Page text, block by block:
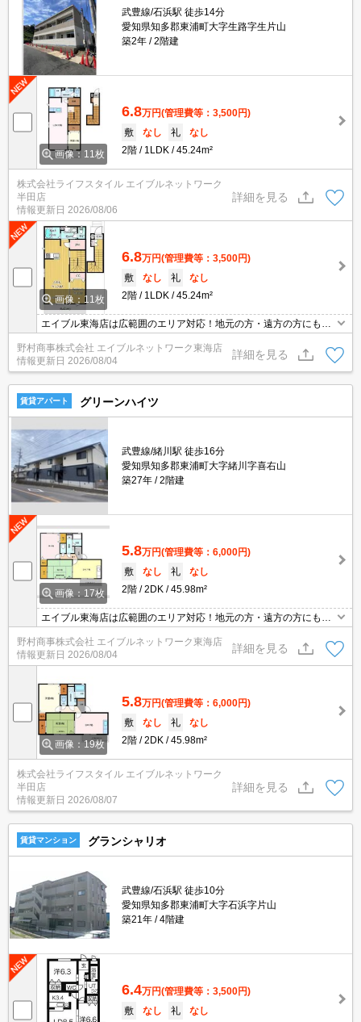
武豊線/石浜駅 徒歩14分
愛知県知多郡東浦町大字生路字生片山
築2年
2階建
画像：11枚
6.8万円(管理費等：3,500円)
敷
なし 礼
なし
2階
1LDK 45.24m²
株式会社ライフスタイル エイブルネットワーク
半田店
情報更新日 2026/08/06
詳細を見る
画像：11枚
6.8万円(管理費等：3,500円)
敷
なし 礼
なし
2階
1LDK 45.24m²
エイブル東海店は広範囲のエリア対応！地元の方・遠方の方にも公
平な視点で提案♪見るだけ・オンライン可！
野村商事株式会社 エイブルネットワーク東海店
情報更新日 2026/08/04
詳細を見る
賃貸アパート グリーンハイツ
武豊線/緒川駅 徒歩16分
愛知県知多郡東浦町大字緒川字喜右山
築27年
2階建
画像：17枚
5.8万円(管理費等：6,000円)
敷
なし 礼
なし
2階
2DK 45.98m²
エイブル東海店は広範囲のエリア対応！地元の方・遠方の方にも公
平な視点で提案♪見るだけ・オンライン可！
野村商事株式会社 エイブルネットワーク東海店
情報更新日 2026/08/04
詳細を見る
画像：19枚
5.8万円(管理費等：6,000円)
敷
なし 礼
なし
2階
2DK 45.98m²
株式会社ライフスタイル エイブルネットワーク
半田店
情報更新日 2026/08/07
詳細を見る
賃貸マンション グランシャリオ
武豊線/石浜駅 徒歩10分
愛知県知多郡東浦町大字石浜字片山
築21年
4階建
6.4万円(管理費等：3,500円)
敷
なし 礼
なし